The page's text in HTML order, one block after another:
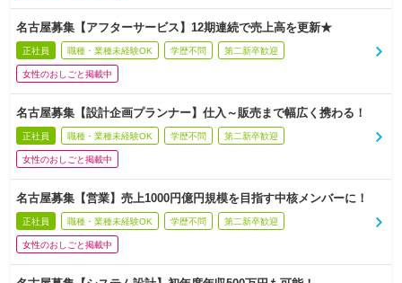
名古屋募集【アフターサービス】12期連続で売上高を更新★
正社員 職種・業種未経験OK 学歴不問 第二新卒歓迎
女性のおしごと掲載中
名古屋募集【設計企画プランナー】仕入～販売まで幅広く携わる！
正社員 職種・業種未経験OK 学歴不問 第二新卒歓迎
女性のおしごと掲載中
名古屋募集【営業】売上1000円億円規模を目指す中核メンバーに！
正社員 職種・業種未経験OK 学歴不問 第二新卒歓迎
女性のおしごと掲載中